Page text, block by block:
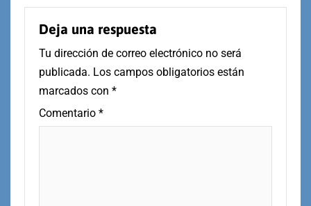
Deja una respuesta
Tu dirección de correo electrónico no será
publicada. Los campos obligatorios están
marcados con *
Comentario *